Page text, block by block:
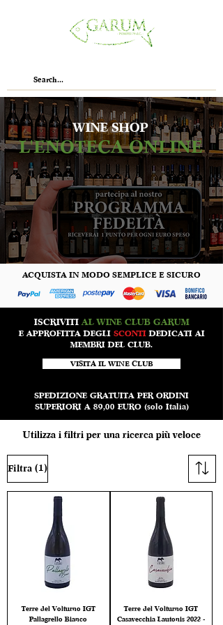
WINE SHOP
L'ENOTECA ONLINE
ACQUISTA IN MODO SEMPLICE E SICURO
ISCRIVITIAL WINE CLUB GARUM
E APPROFITTA DEGLI SCONTIDEDICATI AI
MEMBRI DEL CLUB.
VISITA IL WINE CLUB
SPEDIZIONE GRATUITA PER ORDINI
SUPERIORI A 89,00 EURO (solo Italia)
Utilizza i filtri per una ricerca più veloce
Filtra (1)
Terre del Volturno IGT
Pallagrello Bianco
Terre del Volturno IGT
Casavecchia Lautonis 2022 -